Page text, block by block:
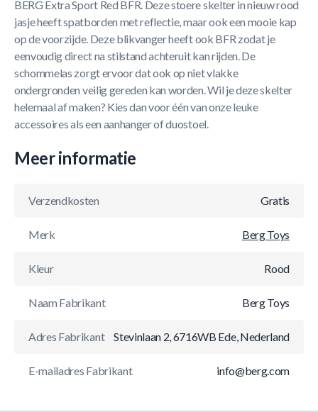
BERG Extra Sport Red BFR. Deze stoere skelter in nieuw rood
jasje heeft spatborden met reflectie, maar ook een mooie kap
op de voorzijde. Deze blikvanger heeft ook BFR zodat je
eenvoudig direct na stilstand achteruit kan rijden. De
schommelas zorgt ervoor dat ook op niet vlakke
ondergronden veilig gereden kan worden. Wil je deze skelter
helemaal af maken? Kies dan voor één van onze leuke
accessoires als een aanhanger of duostoel.
Meer informatie
Verzendkosten Gratis
Merk Berg Toys
Kleur Rood
Naam Fabrikant Berg Toys
Adres Fabrikant Stevinlaan 2, 6716WB Ede, Nederland
E-mailadres Fabrikant info@berg.com